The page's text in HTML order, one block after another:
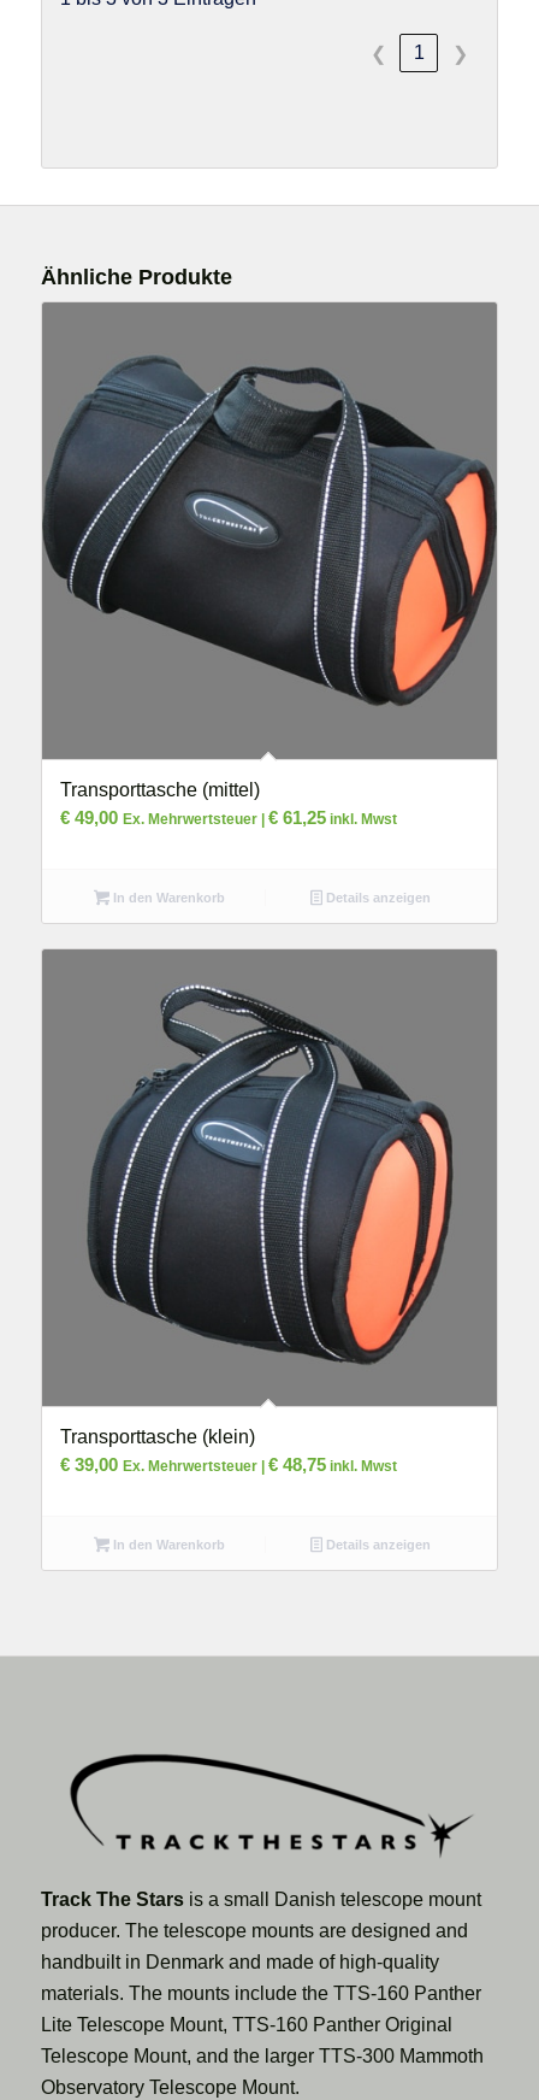
❮ 1 ❯
Ähnliche Produkte
Transporttasche (mittel)
€49,00 Ex. Mehrwertsteuer | €61,25inkl. Mwst
In den Warenkorb Details anzeigen
Transporttasche (klein)
€39,00 Ex. Mehrwertsteuer | €48,75inkl. Mwst
In den Warenkorb Details anzeigen
Track The Starsis a small Danish telescope mount
producer. The telescope mounts are designed and
handbuilt in Denmark and made of high-quality
materials. The mounts include the TTS-160 Panther
Lite Telescope Mount, TTS-160 Panther Original
Telescope Mount, and the larger TTS-300 Mammoth
Observatory Telescope Mount.